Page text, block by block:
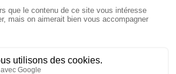
Article